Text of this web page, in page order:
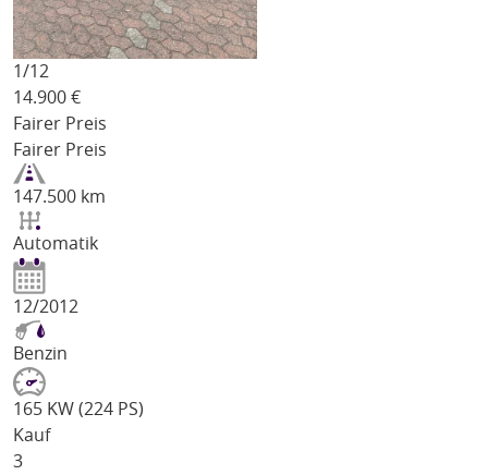
1/12
14.900 €
Fairer Preis
Fairer Preis
147.500 km
Automatik
12/2012
Benzin
165 KW (224 PS)
Kauf
3